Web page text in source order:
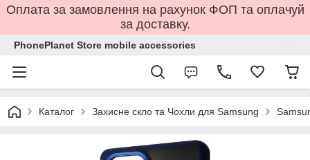
Оплата за замовлення на рахунок ФОП та оплачуй
за доставку.
PhonePlanet Store mobile accessories
Каталог Захисне скло та Чохли для Samsung